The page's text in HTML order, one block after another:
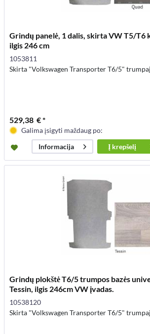
Grindų panelė, 1 dalis, skirta VW T5/T6
ilgis 246 cm
1053811
Skirta "Volkswagen Transporter T6/5"
529,38 € *
Galima įsigyti maždaug po:
Informacija
Į krepšelį
Grindų plokštė T6/5 trumpos bazės
Tessin, ilgis 246cm VW įvadas.
10538120
Skirta "Volkswagen Transporter T6/5"